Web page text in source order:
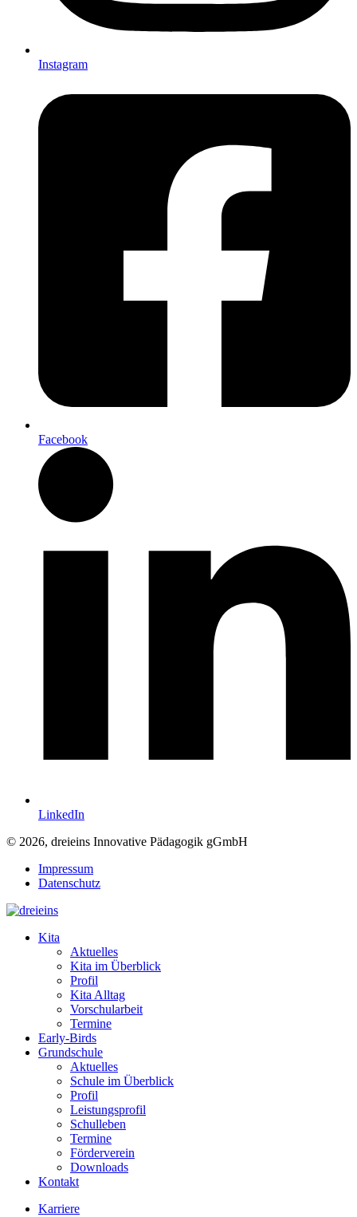
Instagram
Facebook
LinkedIn
© 2026, dreieins Innovative Pädagogik gGmbH
Impressum
Datenschutz
Kita
Aktuelles
Kita im Überblick
Profil
Kita Alltag
Vorschularbeit
Termine
Early-Birds
Grundschule
Aktuelles
Schule im Überblick
Profil
Leistungsprofil
Schulleben
Termine
Förderverein
Downloads
Kontakt
Karriere